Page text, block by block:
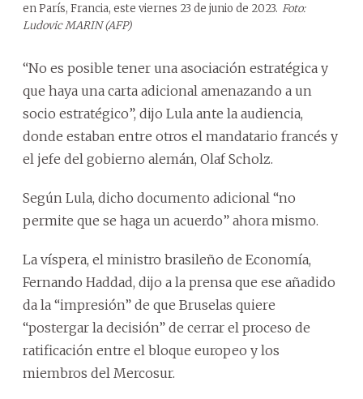
en París, Francia, este viernes 23 de junio de 2023. Foto:
Ludovic MARIN (AFP)
“No es posible tener una asociación estratégica y
que haya una carta adicional amenazando a un
socio estratégico”, dijo Lula ante la audiencia,
donde estaban entre otros el mandatario francés y
el jefe del gobierno alemán, Olaf Scholz.
Según Lula, dicho documento adicional “no
permite que se haga un acuerdo” ahora mismo.
La víspera, el ministro brasileño de Economía,
Fernando Haddad, dijo a la prensa que ese añadido
da la “impresión” de que Bruselas quiere
“postergar la decisión” de cerrar el proceso de
ratificación entre el bloque europeo y los
miembros del Mercosur.